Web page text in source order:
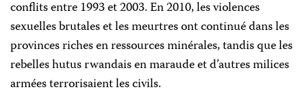
conflits entre 1993 et 2003. En 2010, les violences
sexuelles brutales et les meurtres ont continué dans les
provinces riches en ressources minérales, tandis que les
rebelles hutus rwandais en maraude et d’autres milices
armées terrorisaient les civils.